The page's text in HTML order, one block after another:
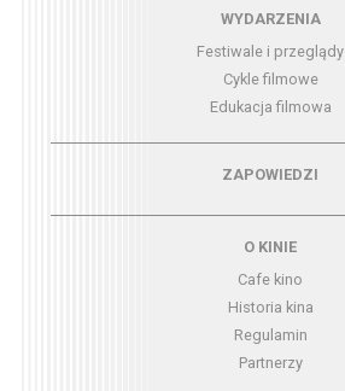
Menu - wydarzeniaWYDARZENIA
Festiwale i przeglądy
Cykle filmowe
Edukacja filmowa
Menu - zapowiedziZAPOWIEDZI
O KINIE
Cafe kino
Historia kina
Regulamin
Partnerzy